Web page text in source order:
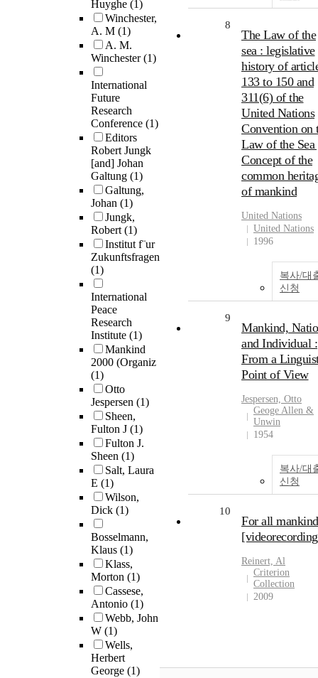
Huyghe (1)
Winchester,
A. M (1)
A. M.
Winchester(1)
International
Future
Research
Conference (1)
Editors
Robert Jungk
[and] Johan
Galtung (1)
Galtung,
Johan (1)
Jungk,
Robert(1)
Institut f¨ur
Zukunftsfragen
(1)
International
Peace
Research
Institute (1)
Mankind
2000 (Organiz
(1)
Otto
Jespersen (1)
Sheen,
Fulton J (1)
Fulton J.
Sheen (1)
Salt, Laura
E (1)
Wilson,
Dick (1)
Bosselmann,
Klaus (1)
Klass,
Morton (1)
Cassese,
Antonio (1)
Webb, John
W (1)
Wells,
Herbert
George (1)
8
The Law of the
sea : legislative
history of
133 to 150 and
311(6) of the
United Nations
Convention on
Law of the Sea
Concept of the
common
of mankind
United Nations
United Nations
1996
복사/대
신청
9
Mankind,
and Individual :
From a
Point of View
Jespersen, Otto
Geoge Allen &
Unwin
1954
복사/대
신청
10
For all mankind
Reinert, Al
Criterion
Collection
2009